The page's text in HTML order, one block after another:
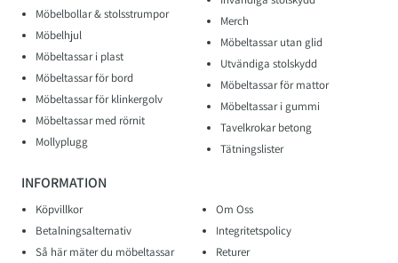
Möbelbollar & stolsstrumpor
Möbelhjul
Möbeltassar i plast
Möbeltassar för bord
Möbeltassar för klinkergolv
Möbeltassar med rörnit
Mollyplugg
Merch
Möbeltassar utan glid
Utvändiga stolskydd
Möbeltassar för mattor
Möbeltassar i gummi
Tavelkrokar betong
Tätningslister
INFORMATION
Köpvillkor
Om Oss
Betalningsalternativ
Integritetspolicy
Så här mäter du möbeltassar
Returer